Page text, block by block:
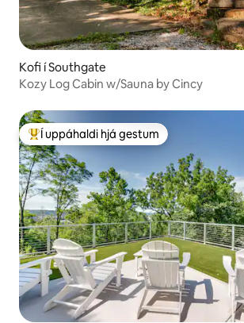
Kofi í Southgate
Kozy Log Cabin w/Sauna by Cincy
Í mestu uppáhaldi hjá gestum
Í uppáhaldi hjá gestum